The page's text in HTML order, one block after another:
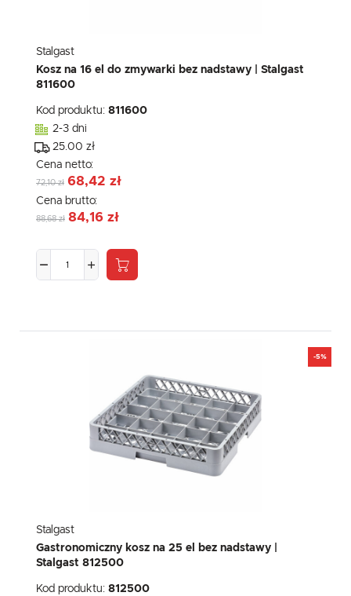
Stalgast
Kosz na 16 el do zmywarki bez nadstawy | Stalgast
811600
Kod produktu: 811600
2-3 dni
25.00 zł
Cena netto:
72,10 zł 68,42 zł
Cena brutto:
88,68 zł 84,16 zł
-5%
Stalgast
Gastronomiczny kosz na 25 el bez nadstawy |
Stalgast 812500
Kod produktu: 812500